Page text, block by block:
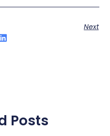
Next
Posts